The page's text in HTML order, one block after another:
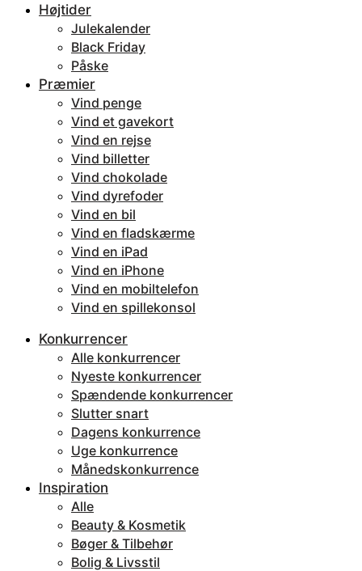
Højtider
Julekalender
Black Friday
Påske
Præmier
Vind penge
Vind et gavekort
Vind en rejse
Vind billetter
Vind chokolade
Vind dyrefoder
Vind en bil
Vind en fladskærme
Vind en iPad
Vind en iPhone
Vind en mobiltelefon
Vind en spillekonsol
Konkurrencer
Alle konkurrencer
Nyeste konkurrencer
Spændende konkurrencer
Slutter snart
Dagens konkurrence
Uge konkurrence
Månedskonkurrence
Inspiration
Alle
Beauty & Kosmetik
Bøger & Tilbehør
Bolig & Livsstil